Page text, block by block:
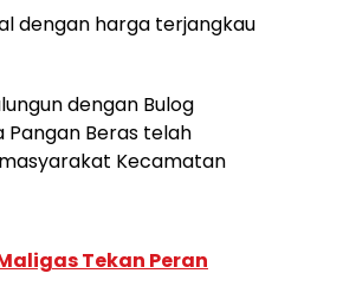
dengan harga terjangkau
dengan Bulog
Pangan Beras telah
Kecamatan
Tekan Peran